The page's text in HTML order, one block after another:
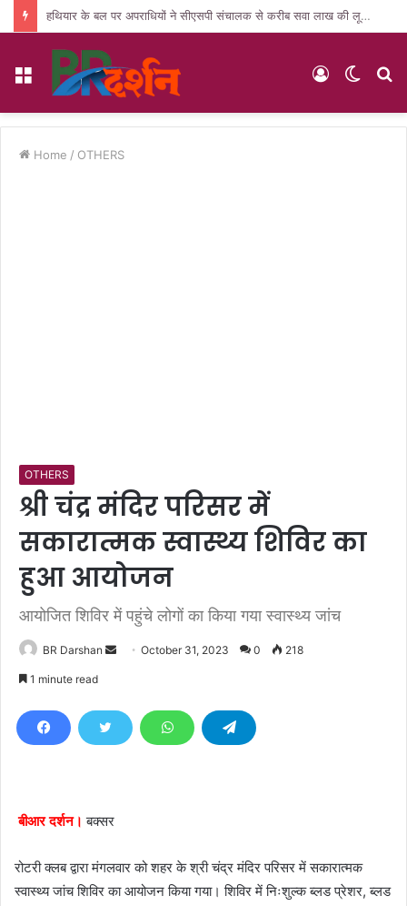
हथियार के बल पर अपराधियों ने सीएसपी संचालक से करीब सवा लाख की लूट, जांच में जुटी पुलिस
Menu
Switch
Log
Home / OTHERS
OTHERS
श्री चंद्र मंदिर परिसर में
सकारात्मक स्वास्थ्य शिविर का
हुआ आयोजन
आयोजित शिविर में पहुंचे लोगों का किया गया स्वास्थ्य जांच
BR Darshan
d
l
October 31, 2023 0 218
1 minute read
बीआर दर्शन। बक्सर
रोटरी क्लब द्वारा मंगलवार को शहर के श्री चंद्र मंदिर परिसर में सकारात्मक
स्वास्थ्य जांच शिविर का आयोजन किया गया। शिविर में निःशुल्क ब्लड प्रेशर, ब्लड